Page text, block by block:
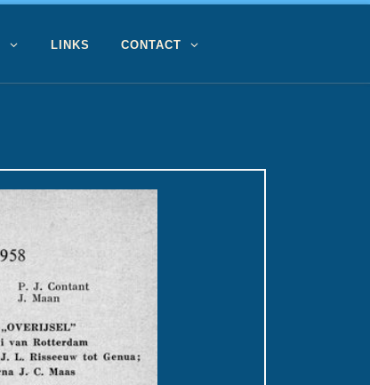
LINKS CONTACT